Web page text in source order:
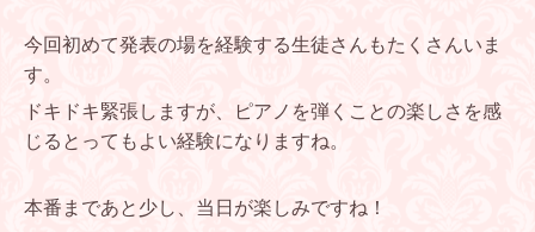
今回初めて発表の場を経験する生徒さんもたくさんいま
す。
ドキドキ緊張しますが、ピアノを弾くことの楽しさを感
じるとってもよい経験になりますね。
本番まであと少し、当日が楽しみですね！